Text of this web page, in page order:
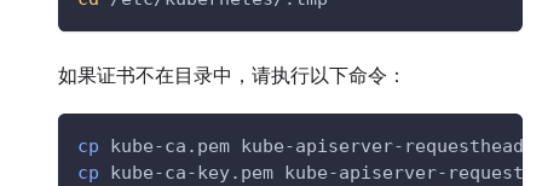
如果证书不在目录中，请执行以下命令：
cp kube-ca.pem kube-apiserver-
cp kube-ca-key.pem kube-apiserver-